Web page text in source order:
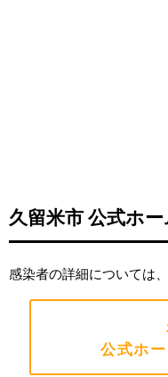
久留米市 公式ホ
感染者の詳細については
公式ホー